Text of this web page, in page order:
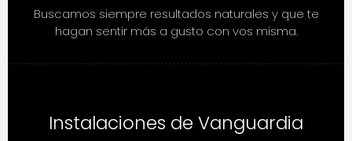
Buscamos siempre resultados naturales y que te
hagan sentir más a gusto con vos misma.
Instalaciones de Vanguardia